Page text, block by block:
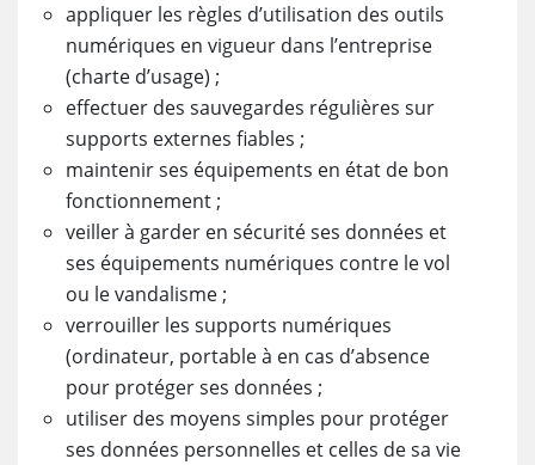
appliquer les règles d’utilisation des outils
numériques en vigueur dans l’entreprise
(charte d’usage) ;
effectuer des sauvegardes régulières sur
supports externes fiables ;
maintenir ses équipements en état de bon
fonctionnement ;
veiller à garder en sécurité ses données et
ses équipements numériques contre le vol
ou le vandalisme ;
verrouiller les supports numériques
(ordinateur, portable à en cas d’absence
pour protéger ses données ;
utiliser des moyens simples pour protéger
ses données personnelles et celles de sa vie